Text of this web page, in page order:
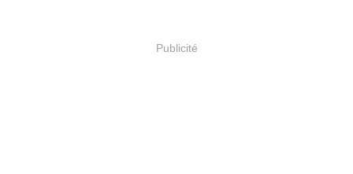
Publicité